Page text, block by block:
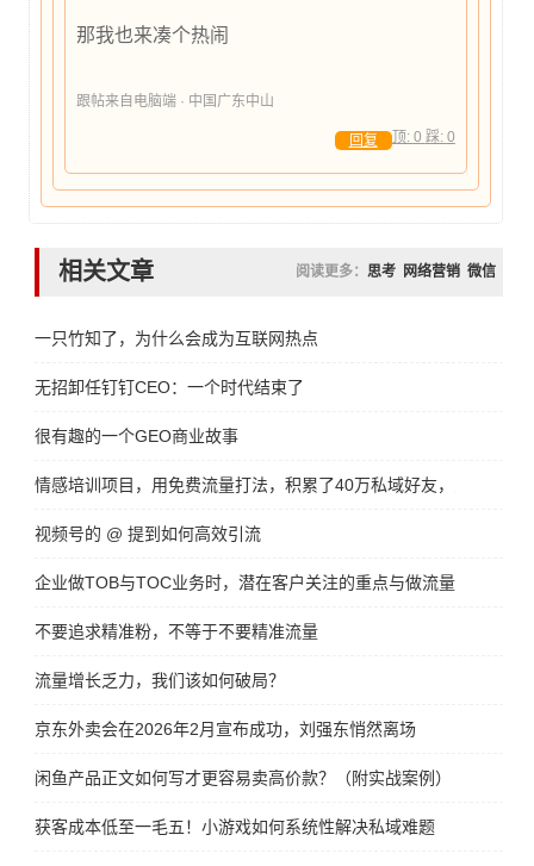
那我也来凑个热闹
跟帖来自电脑端 · 中国广东中山
顶: 0 踩: 0
回复
相关文章 阅读更多： 思考 网络营销 微信
一只竹知了，为什么会成为互联网热点
无招卸任钉钉CEO：一个时代结束了
很有趣的一个GEO商业故事
情感培训项目，用免费流量打法，积累了40万私域好友，变现了
视频号的 @ 提到如何高效引流
企业做TOB与TOC业务时，潜在客户关注的重点与做流量增长方法
不要追求精准粉，不等于不要精准流量
流量增长乏力，我们该如何破局？
京东外卖会在2026年2月宣布成功，刘强东悄然离场
闲鱼产品正文如何写才更容易卖高价款？（附实战案例）
获客成本低至一毛五！小游戏如何系统性解决私域难题